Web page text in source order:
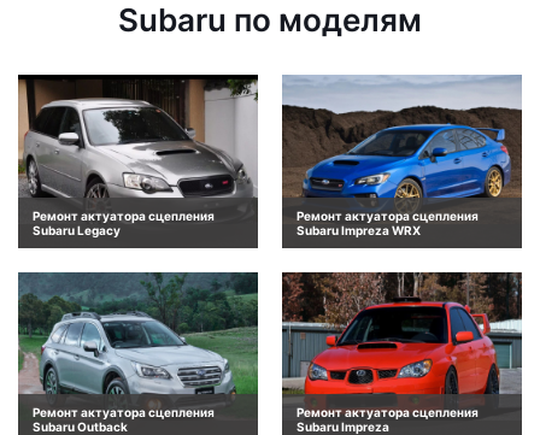
Subaru по моделям
Ремонт актуатора сцепления
Subaru Legacy
Ремонт актуатора сцепления
Subaru Impreza WRX
Ремонт актуатора сцепления
Subaru Outback
Ремонт актуатора сцепления
Subaru Impreza